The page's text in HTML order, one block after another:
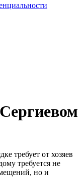
требует от хозяев
требуется не
но и